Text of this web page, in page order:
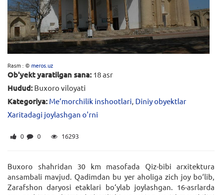
Rasm : ©meros.uz
Ob'yekt yaratilgan sana: 18 asr
Hudud: Buxoro viloyati
Kategoriya: Me‘morchilik inshootlari, Diniy obyektlar
Xaritadagi joylashgan o'rni
0 0 16293
Buxoro shahridan 30 km masofada Qiz-bibi arxitektura
ansambali mavjud. Qadimdan bu yer aholiga zich joy bo‘lib,
Zarafshon daryosi etaklari bo‘ylab joylashgan. 16-asrlarda